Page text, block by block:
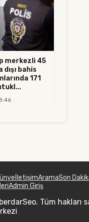
merkezli 45
dışı bahis
171
İletişimAramaSon
Admin Giriş
Tüm hakları